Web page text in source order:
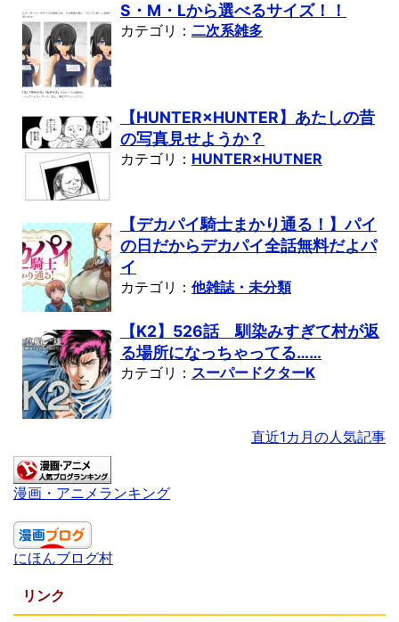
S・M・Lから選べるサイズ！！
カテゴリ： 二次系雑多
【HUNTER×HUNTER】あたしの昔
の写真見せようか？
カテゴリ： HUNTER×HUTNER
【デカパイ騎士まかり通る！】パイ
の日だからデカパイ全話無料だよパ
イ
カテゴリ： 他雑誌・未分類
【K2】526話 馴染みすぎて村が返
る場所になっちゃってる……
カテゴリ： スーパードクターK
直近1カ月の人気記事
漫画・アニメランキング
にほんブログ村
リンク